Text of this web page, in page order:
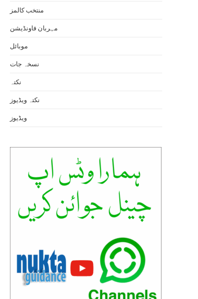
منتخب کالمز
مہربان فاونڈیشن
موبائل
نسخہ جات
نکتہ
نکتہ ویڈیوز
ویڈیوز